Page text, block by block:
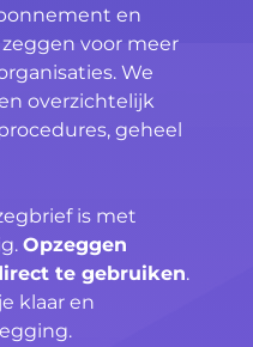
en
voor meer
We
overzichtelijk
geheel
is met
Opzeggen
te gebruiken.
klaar en